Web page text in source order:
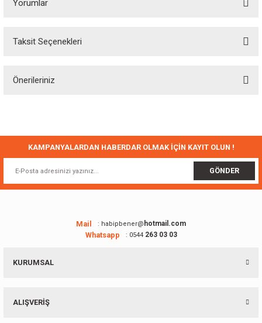
Yorumlar
Taksit Seçenekleri
Önerileriniz
Ürün resmi kalitesiz, bozuk veya görüntülenemiyor.
Ürün fiyatı diğer sitelerden daha pahalı.
Bu ürüne benzer farklı alternatifler olmalı.
KAMPANYALARDAN HABERDAR OLMAK İÇİN KAYIT OLUN !
GÖNDER
Mail : habipbener@ hotmail.com
Whatsapp : 0544263 03 03
KURUMSAL
ALIŞVERİŞ